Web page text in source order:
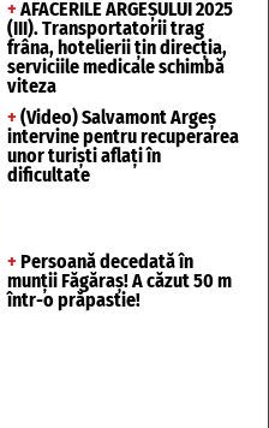
+ AFACERILE ARGEȘULUI 2025
(III). Transportatorii trag
frâna, hotelierii țin direcția,
serviciile medicale schimbă
viteza
+ (Video) Salvamont Argeș
intervine pentru recuperarea
unor turişti aflaţi în
dificultate
+ Persoană decedată în
munții Făgăraș! A căzut 50 m
într-o prăpastie!